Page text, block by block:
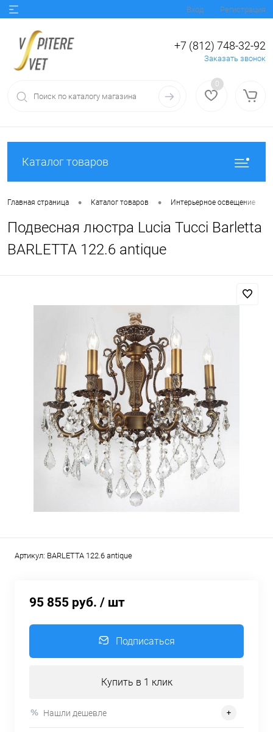
Вход Регистрация
+7 (812) 748-32-92
Заказать звонок
0
Каталог товаров
Главная страница • Каталог товаров • Интерьерное освещение
Подвесная люстра Lucia Tucci Barletta
BARLETTA 122.6 antique
Артикул: BARLETTA 122.6 antique
95 855 руб. / шт
Подписаться
Купить в 1 клик
Нашли дешевле